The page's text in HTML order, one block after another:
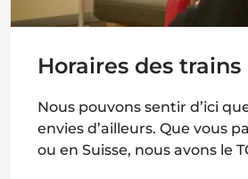
Horaires des trains
Nous pouvons sentir d’ici
envies d’ailleurs. Que vous
ou en Suisse, nous avons le